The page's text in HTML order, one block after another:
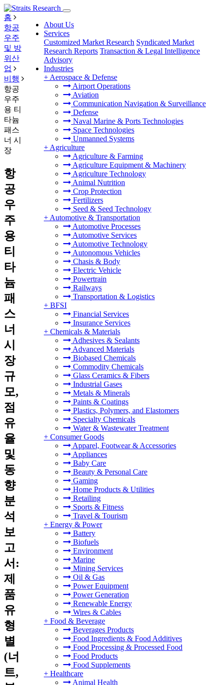
About Us
Services
Customized Market Research Syndicated Market
Research Reports Transaction & Legal Intelligence
Advisory
Industries
+ Aerospace & Defense
Airport Operations
Aviation
Communication Navigation & Surveillance
Defense
Naval Marine & Ports Technologies
Space Technologies
Unmanned Systems
+ Agriculture
Agriculture & Farming
Agriculture Equipment & Machinery
Agriculture Technology
Animal Nutrition
Crop Protection
Fertilizers
Seed & Seed Technology
+ Automotive & Transportation
Automotive Processes
Automotive Services
Automotive Technology
Autonomous Vehicles
Chasis & Body
Electric Vehicle
Powertrain
Railways
Transportation & Logistics
+ BFSI
Financial Services
Insurance Services
+ Chemicals & Materials
Adhesives & Sealants
Advanced Materials
Biobased Chemicals
Commodity Chemicals
Glass Ceramics & Fibers
Industrial Gases
Metals & Minerals
Paints & Coatings
Plastics, Polymers, and Elastomers
Specialty Chemicals
Water & Wastewater Treatment
+ Consumer Goods
Apparel, Footwear & Accessories
Appliances
Baby Care
Beauty & Personal Care
Gaming
Home Products & Utilities
Retailing
Sports & Fitness
Travel & Tourism
+ Energy & Power
Battery
Biofuels
Environment
Marine
Mining Services
Oil & Gas
Power Equipment
Power Generation
Renewable Energy
Wires & Cables
+ Food & Beverage
Beverages Products
Food Ingredients & Food Additives
Food Processing & Processed Food
Food Products
Food Supplements
+ Healthcare
Animal Health
홈
항공
우주
및 방
위산
업
비행
항공
우주
용 티
타늄
패스
너 시
장
항
공
우
주
용
티
타
늄
패
스
너
시
장
규
모,
점
유
율
및
동
향
분
석
보
고
서:
제
품
유
형
별
(너
트,